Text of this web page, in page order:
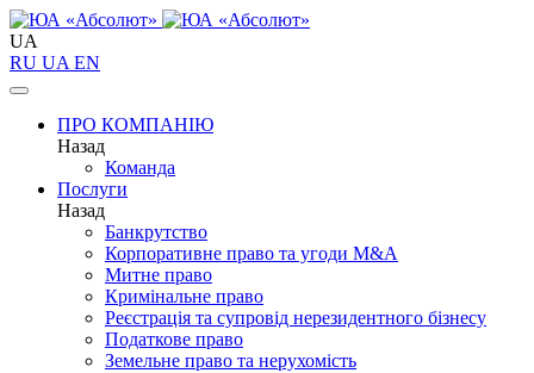
UA
RU UA EN
ПРО КОМПАНІЮ
Назад
Команда
Послуги
Назад
Банкрутство
Корпоративне право та угоди M&A
Митне право
Кримінальне право
Реєстрація та супровід нерезидентного бізнесу
Податкове право
Земельне право та нерухомість